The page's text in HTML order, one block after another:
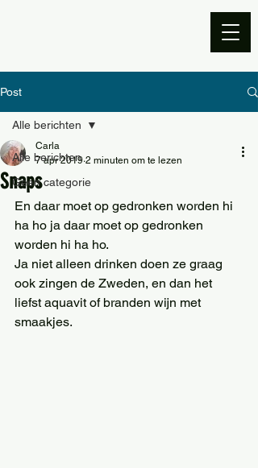
Post
Alle berichten
Geen categorie
Alle berichten
Snaps
Carla
7 apr 2019 2 minuten om te lezen
En daar moet op gedronken worden hi
ha ho ja daar moet op gedronken
worden hi ha ho.
Ja niet alleen drinken doen ze graag
ook zingen de Zweden, en dan het
liefst aquavit of branden wijn met
smaakjes.